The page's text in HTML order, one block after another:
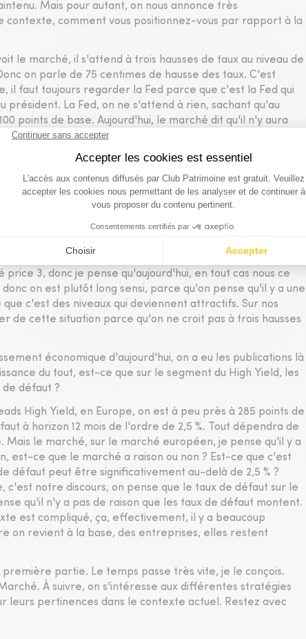
Mais pour autant, on nous annonce très
contexte, comment vous positionnez-vous par rapport à la
le marché, il s'attend à trois hausses de taux au niveau de
on parle de 75 centimes de hausse des taux. C'est
il faut toujours regarder la Fed parce que c'est la Fed qui
président. La Fed, on ne s'attend à rien, sachant qu'au
points de base. Aujourd'hui, le marché dit qu'il n'y aura
de taux. La question, est-ce qu'on y croit ou non ? Moi,
de taux de la BCE. Pourquoi ? Parce qu'on peut
détroit d'Ormuz. Ce n'est pas ça qui va résoudre le
inflation est durable ou est-ce que plutôt, à un
tout dépendra de la durée du conflit. Aujourd'hui,
une hausse des taux à 3. Et donc pour répondre
3, donc je pense qu'aujourd'hui, en tout cas nous ce
on est plutôt long sensi, parce qu'on pense qu'il y a une
c'est des niveaux qui deviennent attractifs. Sur nos
de cette situation parce qu'on ne croit pas à trois hausses
économique d'aujourd'hui, on a eu les publications là
du tout, est-ce que sur le segment du High Yield, les
défaut ?
High Yield, en Europe, on est à peu près à 285 points de
à horizon 12 mois de l'ordre de 2,5 %. Tout dépendra de
le marché, sur le marché européen, je pense qu'il y a
est-ce que le marché a raison ou non ? Est-ce que c'est
défaut peut être significativement au-delà de 2,5 % ?
c'est notre discours, on pense que le taux de défaut sur le
qu'il n'y a pas de raison que les taux de défaut montent.
est compliqué, ça, effectivement, il y a beaucoup
on revient à la base, des entreprises, elles restent
partie. Le temps passe très vite, je le conçois.
À suivre, on s'intéresse aux différentes stratégies
leurs pertinences dans le contexte actuel. Restez avec